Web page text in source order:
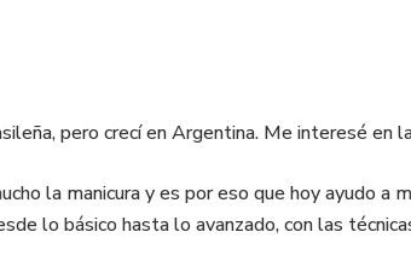
pero crecí en Argentina. Me interesé en
la manicura y es por eso que hoy ayudo a
lo básico hasta lo avanzado, con las